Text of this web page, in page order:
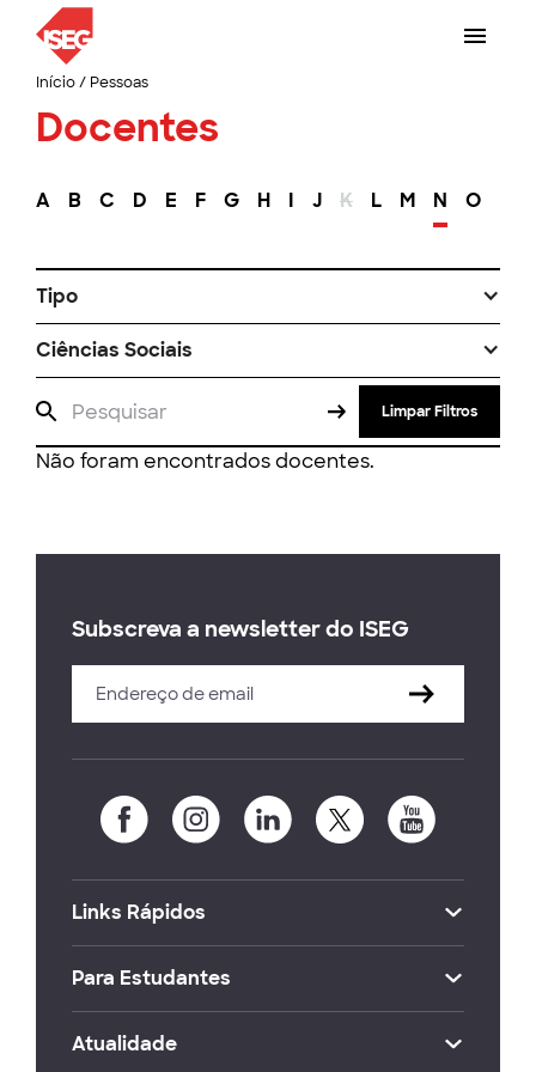
Início/ Pessoas
Docentes
A B C D E F G H I J K L M N O
Tipo
Ciências Sociais
Limpar Filtros
Não foram encontrados docentes.
Subscreva a newsletter do ISEG
Links Rápidos
Para Estudantes
Atualidade